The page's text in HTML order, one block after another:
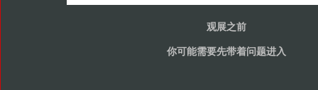
观展之前
你可能需要先带着问题进入